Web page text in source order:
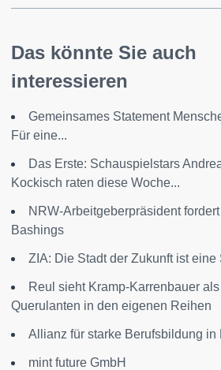
Das könnte Sie auch
interessieren
Gemeinsames Statement
Für eine...
Das Erste: Schauspielstars
Kockisch raten diese Woche...
NRW-Arbeitgeberpräsident
Bashings
ZIA: Die Stadt der Zukunft ist eine
Reul sieht Kramp-Karrenbauer
Querulanten in den eigenen Reihen
Allianz für starke Berufsbildung in
mint future GmbH